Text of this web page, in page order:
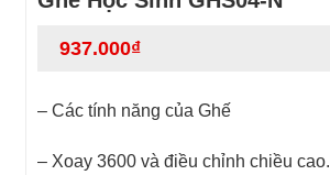
937.000₫
– Các tính năng của Ghế
– Xoay 3600 và điều chỉnh chiều cao.